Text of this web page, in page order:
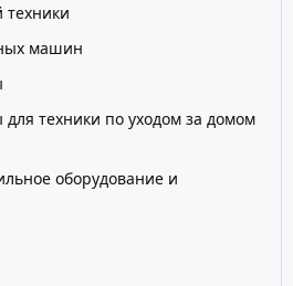
техники
машин
для техники по уходом за домом
оборудование и